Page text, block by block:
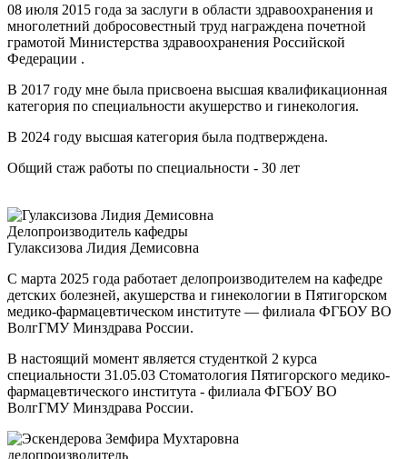
08 июля 2015 года за заслуги в области здравоохранения и
многолетний добросовестный труд награждена почетной
грамотой Министерства здравоохранения Российской
Федерации .
В 2017 году мне была присвоена высшая квалификационная
категория по специальности акушерство и гинекология.
В 2024 году высшая категория была подтверждена.
Общий стаж работы по специальности - 30 лет
Делопроизводитель кафедры
Гулаксизова Лидия Демисовна
С марта 2025 года работает делопроизводителем на кафедре
детских болезней, акушерства и гинекологии в Пятигорском
медико-фармацевтическом институте — филиала ФГБОУ ВО
ВолгГМУ Минздрава России.
В настоящий момент является студенткой 2 курса
специальности 31.05.03 Стоматология Пятигорского медико-
фармацевтического института - филиала ФГБОУ ВО
ВолгГМУ Минздрава России.
делопроизводитель